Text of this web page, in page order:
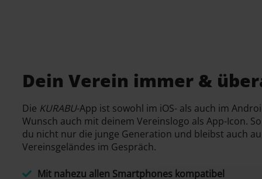
Dein Verein immer &
Die KURABU-App ist sowohl im iOS- als auch im
Wunsch auch mit deinem Vereinslogo als App-Icon.
du nicht nur die junge Generation und bleibst auch
Vereinsgeländes im Gespräch.
Mit nahezu allen Smartphones kompatibel